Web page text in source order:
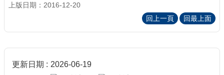
上版日期：2016-12-20
回上一頁
回最上面
更新日期 2026-06-19